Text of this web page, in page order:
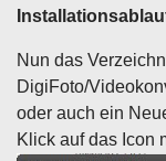
Nun das
DigiFoto/
oder auch ein
Klick auf das Icon